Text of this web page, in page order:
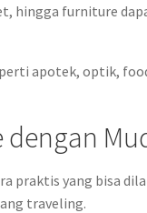
hingga furniture
apotek, optik,
dengan
praktis yang bisa
traveling.